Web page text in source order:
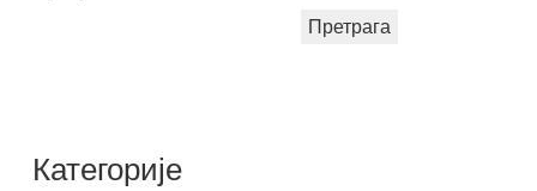
Претрага
Категорије